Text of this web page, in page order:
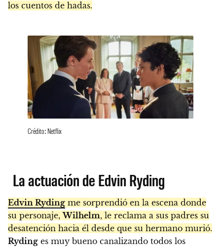
los cuentos de hadas.
Crédito: Netflix
La actuación de Edvin Ryding
Edvin Ryding me sorprendió en la escena donde
su personaje,Wilhelm, le reclama a sus padres su
desatención hacia él desde que su hermano murió.
Ryding es muy bueno canalizando todos los